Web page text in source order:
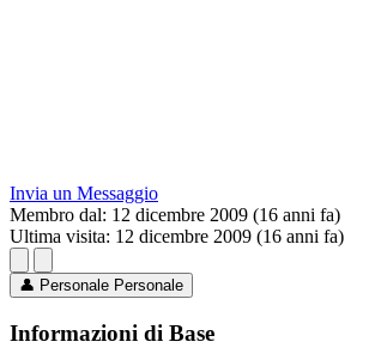
Invia un Messaggio
Membro dal: 12 dicembre 2009 (16 anni fa)
Ultima visita: 12 dicembre 2009 (16 anni fa)
👤 Personale Personale
Informazioni di Base